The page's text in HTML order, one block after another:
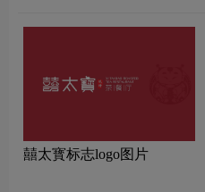
囍太寳标志logo图片